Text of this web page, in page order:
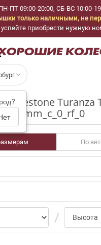
ПТ 09:00-20:00, СБ-ВС 10:00-
только наличными, не
приобрести нужную
Turanza
4mm_c_0_rf_0
По